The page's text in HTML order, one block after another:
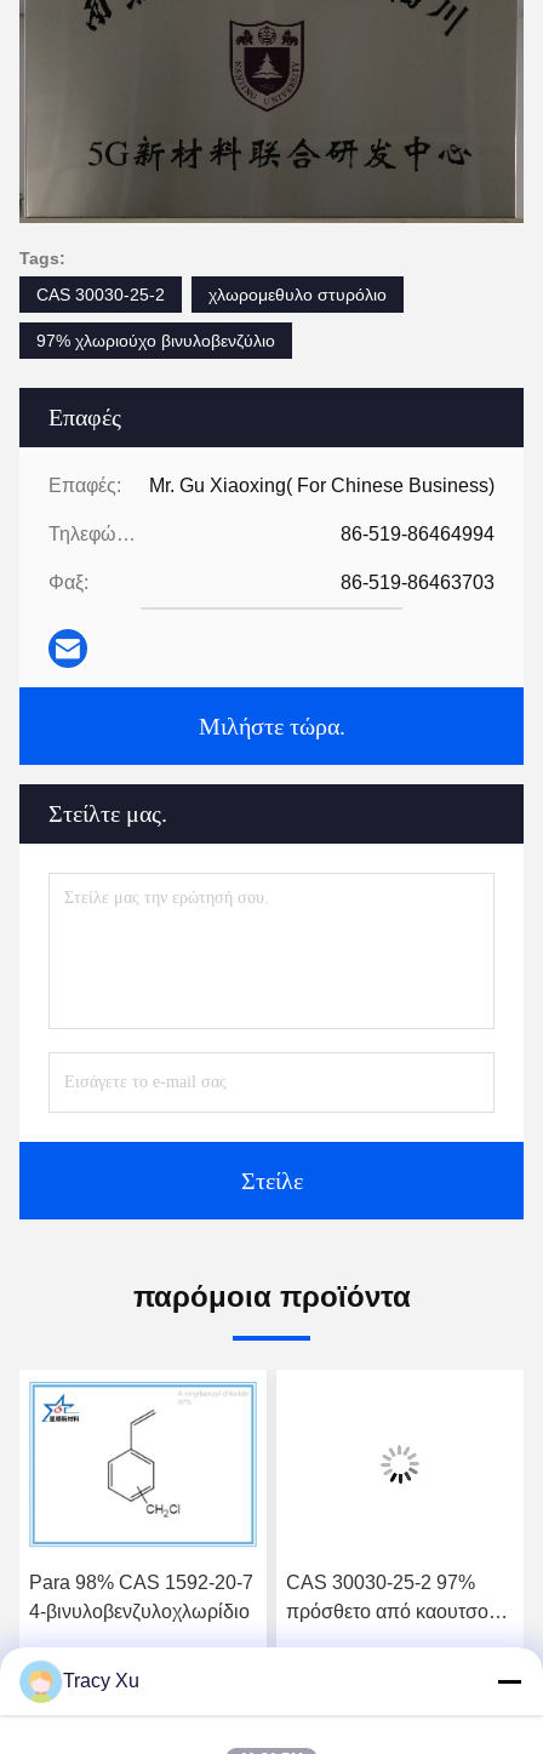
Επαφές
Επαφές: Mr. Gu Xiaoxing( For Chinese Business)
Τηλεφώνημα: 86-519-86464994
Φαξ: 86-519-86463703
Μιλήστε τώρα.
Στείλτε μας.
Στείλε
Tags:
CAS 30030-25-2
χλωρομεθυλο στυρόλιο
97% χλωριούχο βινυλοβενζύλιο
παρόμοια προϊόντα
Para 98% CAS 1592-20-7
4-βινυλοβενζυλοχλωρίδιο
CAS 30030-25-2 97%
πρόσθετο από καουτσούκ
Tracy Xu